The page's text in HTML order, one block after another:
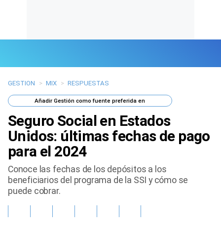
Últimas Noticias
Mi Bolsillo
Respuestas
Gente
Vida Laboral
Sports
GESTION > MIX > RESPUESTAS
AñadirGestión como fuente preferida en
Seguro Social en Estados
Unidos: últimas fechas de pago
para el 2024
Conoce las fechas de los depósitos a los
beneficiarios del programa de la SSI y cómo se
puede cobrar.